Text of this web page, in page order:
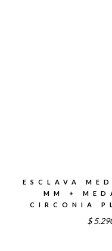
ESCLAVA
MM +
CIRCONIA
$